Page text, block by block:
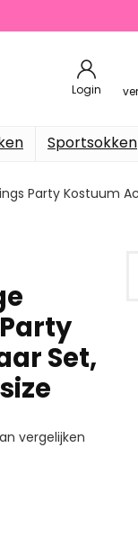
Login
Sportsokken
Party Kostuum
Set,
vergelijken